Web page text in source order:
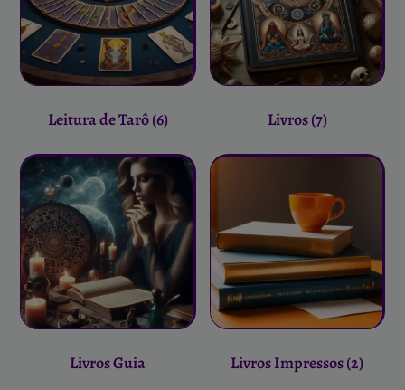
Leitura de Tarô(6) Livros(7)
Livros Guia Livros Impressos(2)